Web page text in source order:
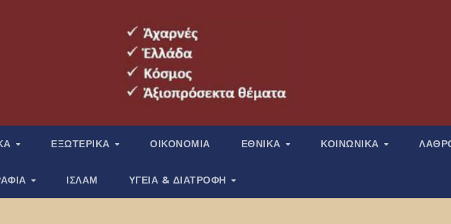
ΕΞΩΤΕΡΙΚΑ ΟΙΚΟΝΟΜΙΑ ΕΘΝΙΚΑ ΚΟΙΝΩΝΙΚΑ
ΙΣΛΑΜ ΥΓΕΙΑ & ΔΙΑΤΡΟΦΗ